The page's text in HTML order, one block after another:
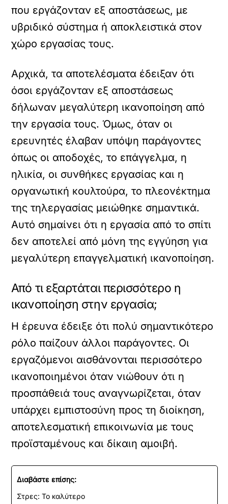
που εργάζονταν εξ αποστάσεως, με
υβριδικό σύστημα ή αποκλειστικά στον
χώρο εργασίας τους.
Αρχικά, τα αποτελέσματα έδειξαν ότι
όσοι εργάζονταν εξ αποστάσεως
δήλωναν μεγαλύτερη ικανοποίηση από
την εργασία τους. Όμως, όταν οι
ερευνητές έλαβαν υπόψη παράγοντες
όπως οι αποδοχές, το επάγγελμα, η
ηλικία, οι συνθήκες εργασίας και η
οργανωτική κουλτούρα, το πλεονέκτημα
της τηλεργασίας μειώθηκε σημαντικά.
Αυτό σημαίνει ότι η εργασία από το σπίτι
δεν αποτελεί από μόνη της εγγύηση για
μεγαλύτερη επαγγελματική ικανοποίηση.
Από τι εξαρτάται περισσότερο η
ικανοποίηση στην εργασία;
Η έρευνα έδειξε ότι πολύ σημαντικότερο
ρόλο παίζουν άλλοι παράγοντες. Οι
εργαζόμενοι αισθάνονται περισσότερο
ικανοποιημένοι όταν νιώθουν ότι η
προσπάθειά τους αναγνωρίζεται, όταν
υπάρχει εμπιστοσύνη προς τη διοίκηση,
αποτελεσματική επικοινωνία με τους
προϊσταμένους και δίκαιη αμοιβή.
Διαβάστε επίσης:
Στρες: Το καλύτερο